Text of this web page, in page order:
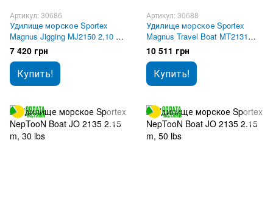
Артикул: 30686
Удилище морское Sportex
Magnus Jigging MJ2150 2,10 м,
50lbs
7 420 грн
Купить!
Артикул: 30688
Удилище морское Sportex
Magnus Travel Boat MT2131
2.10 м, 30lbs
10 511 грн
Купить!